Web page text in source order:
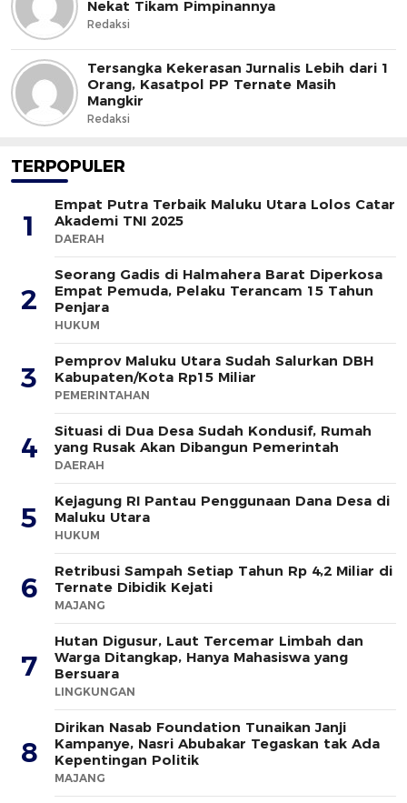
Nekat Tikam Pimpinannya
Redaksi
Tersangka Kekerasan Jurnalis Lebih dari 1
Orang, Kasatpol PP Ternate Masih
Mangkir
Redaksi
TERPOPULER
1
Empat Putra Terbaik Maluku Utara Lolos Catar
Akademi TNI 2025
DAERAH
2
Seorang Gadis di Halmahera Barat Diperkosa
Empat Pemuda, Pelaku Terancam 15 Tahun
Penjara
HUKUM
3
Pemprov Maluku Utara Sudah Salurkan DBH
Kabupaten/Kota Rp15 Miliar
PEMERINTAHAN
4
Situasi di Dua Desa Sudah Kondusif, Rumah
yang Rusak Akan Dibangun Pemerintah
DAERAH
5
Kejagung RI Pantau Penggunaan Dana Desa di
Maluku Utara
HUKUM
6
Retribusi Sampah Setiap Tahun Rp 4,2 Miliar di
Ternate Dibidik Kejati
MAJANG
7
Hutan Digusur, Laut Tercemar Limbah dan
Warga Ditangkap, Hanya Mahasiswa yang
Bersuara
LINGKUNGAN
8
Dirikan Nasab Foundation Tunaikan Janji
Kampanye, Nasri Abubakar Tegaskan tak Ada
Kepentingan Politik
MAJANG